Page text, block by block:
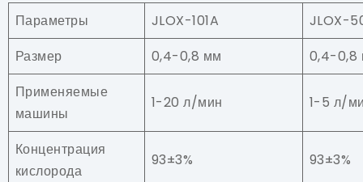
Параметры
JLOX-101A
JLOX-
Размер
0,4-0,8 мм
0,4-0,8
Применяемые
машины
1-20 л/мин 1-5 л/
Концентрация
кислорода
93±3% 93±3%